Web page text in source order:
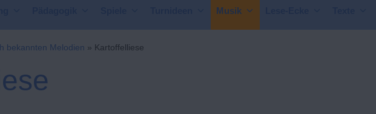
Musik
bekannten Melodien » Kartoffelliese